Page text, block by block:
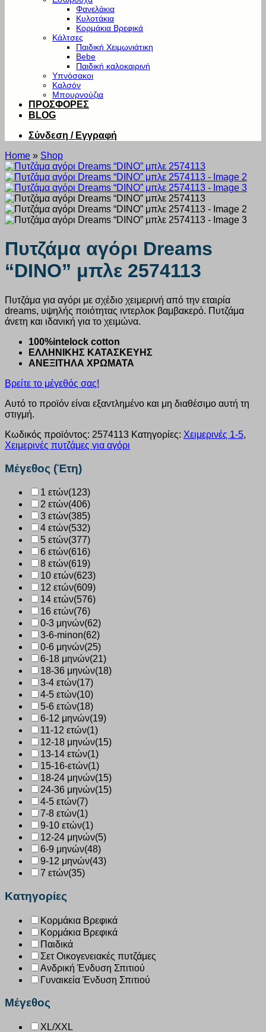
Φανελάκια
Κυλοτάκια
Κορμάκια Βρεφικά
Κάλτσες
Παιδική Χειμωνιάτικη
Bebe
Παιδική καλοκαιρινή
Υπνόσακοι
Καλσόν
Μπουρνούζια
ΠΡΟΣΦΟΡΕΣ
BLOG
Σύνδεση / Εγγραφή
Home » Shop
Πυτζάμα αγόρι Dreams
“DINO” μπλε 2574113
Πυτζάμα για αγόρι με σχέδιο χειμερινή από την εταιρία
dreams, υψηλής ποιότητας ιντερλοκ βαμβακερό. Πυτζάμα
άνετη και ιδανική για το χειμώνα.
100%intelock cotton
ΕΛΛΗΝΙΚΗΣ ΚΑΤΑΣΚΕΥΗΣ
ΑΝΕΞΙΤΗΛΑ ΧΡΩΜΑΤΑ
Βρείτε το μέγεθός σας!
Αυτό το προϊόν είναι εξαντλημένο και μη διαθέσιμο αυτή τη
στιγμή.
Κωδικός προϊόντος: 2574113 Κατηγορίες: Χειμερινές 1-5,
Χειμερινές πυτζάμες για αγόρι
Μέγεθος (Έτη)
1 ετών(123)
2 ετών(406)
3 ετών(385)
4 ετών(532)
5 ετών(377)
6 ετών(616)
8 ετών(619)
10 ετών(623)
12 ετών(609)
14 ετών(576)
16 ετών(76)
0-3 μηνών(62)
3-6-minon(62)
0-6 μηνών(25)
6-18 μηνών(21)
18-36 μηνών(18)
3-4 ετών(17)
4-5 ετών(10)
5-6 ετών(18)
6-12 μηνών(19)
11-12 ετών(1)
12-18 μηνών(15)
13-14 ετών(1)
15-16-ετών(1)
18-24 μηνών(15)
24-36 μηνών(15)
4-5 ετών(7)
7-8 ετών(1)
9-10 ετών(1)
12-24 μηνών(5)
6-9 μηνών(48)
9-12 μηνών(43)
7 ετών(35)
Κατηγορίες
Κορμάκια Βρεφικά
Κορμάκια Βρεφικά
Παιδικά
Σετ Οικογενειακές πυτζάμες
Ανδρική Ένδυση Σπιτιού
Γυναικεία Ένδυση Σπιτιού
Μέγεθος
XL/XXL